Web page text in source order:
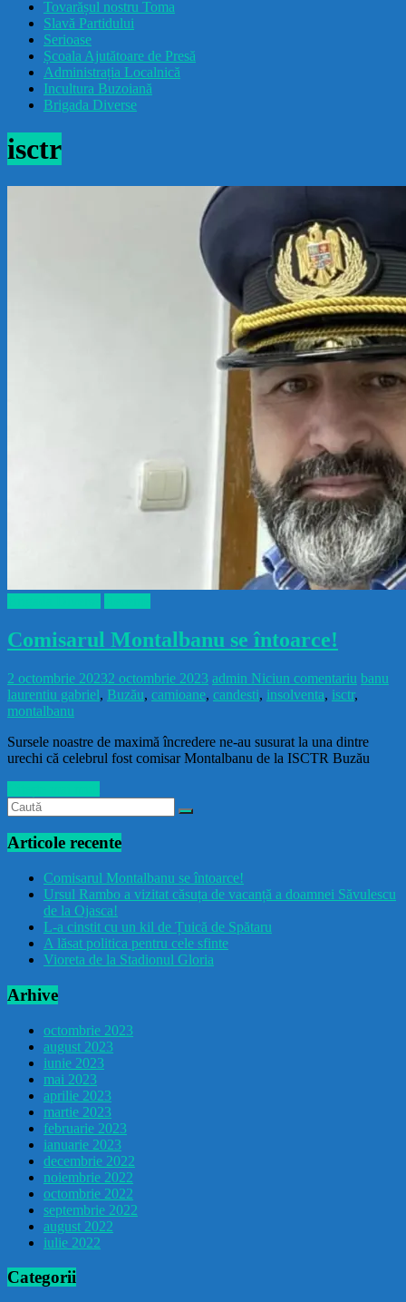
drăcușorulbuzoian
Tovarășul nostru Toma
Slavă Partidului
Serioase
Școala Ajutătoare de Presă
Administrația Localnică
Incultura Buzoiană
Brigada Diverse
isctr
Comisarul Montalbanu se întoarce!
2 octombrie 20232 octombrie 2023 admin Niciun comentariu banu
laurentiu gabriel, Buzău, camioane, candesti, insolventa, isctr,
montalbanu
Sursele noastre de maximă încredere ne-au susurat la una dintre
urechi că celebrul fost comisar Montalbanu de la ISCTR Buzău
Articole recente
Comisarul Montalbanu se întoarce!
Ursul Rambo a vizitat căsuța de vacanță a doamnei Săvulescu
de la Ojasca!
L-a cinstit cu un kil de Țuică de Spătaru
A lăsat politica pentru cele sfinte
Vioreta de la Stadionul Gloria
Arhive
octombrie 2023
august 2023
iunie 2023
mai 2023
aprilie 2023
martie 2023
februarie 2023
ianuarie 2023
decembrie 2022
noiembrie 2022
octombrie 2022
septembrie 2022
august 2022
iulie 2022
Categorii